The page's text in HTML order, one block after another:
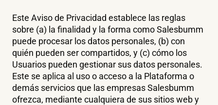
Este Aviso de Privacidad establece las reglas
sobre (a) la finalidad y la forma como Salesbumm
puede procesar los datos personales, (b) con
quién pueden ser compartidos, y (c) cómo los
Usuarios pueden gestionar sus datos personales.
Este se aplica al uso o acceso a la Plataforma o
demás servicios que las empresas Salesbumm
ofrezca, mediante cualquiera de sus sitios web y